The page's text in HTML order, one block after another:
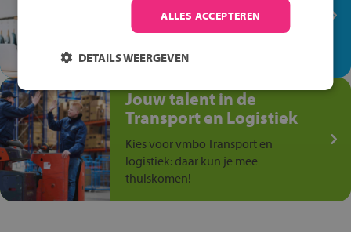
Ontdek via het vmbo jouw talent
op de winkelvloer, waar elke dag
anders is!
Jouw talent in de
Transport en Logistiek
Kies voor vmbo Transport en
logistiek: daar kun je mee
thuiskomen!
ALLES ACCEPTEREN
DETAILS WEERGEVEN